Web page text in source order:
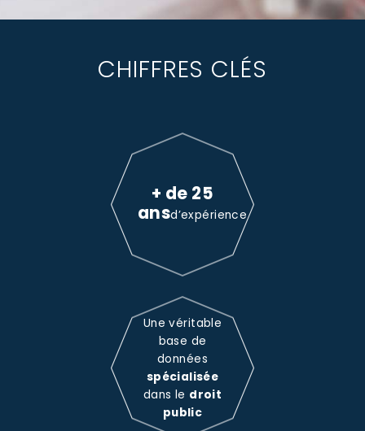
CHIFFRES CLÉS
+ de 25
ansd’expérience
Une véritable
base de
données
spécialisée
dans le droit
public